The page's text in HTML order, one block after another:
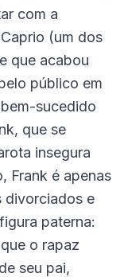
com a
(um dos
que acabou
público em
sucedido
que se
insegura
Frank é apenas
divorciados e
paterna:
o rapaz
seu pai,